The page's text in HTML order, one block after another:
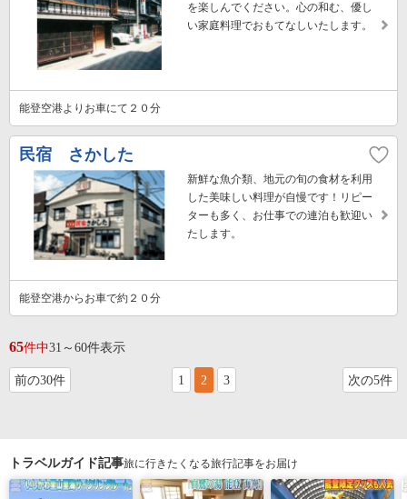
を楽しんでください。心の和む、優し
い家庭料理でおもてなしいたします。
能登空港よりお車にて２０分
民宿 さかした
新鮮な魚介類、地元の旬の食材を利用
した美味しい料理が自慢です！リピー
ターも多く、お仕事での連泊も歓迎い
たします。
能登空港からお車で約２０分
65件中31～60件表示
前の30件 1 2 3 次の5件
トラベルガイド記事旅に行きたくなる旅行記事をお届け